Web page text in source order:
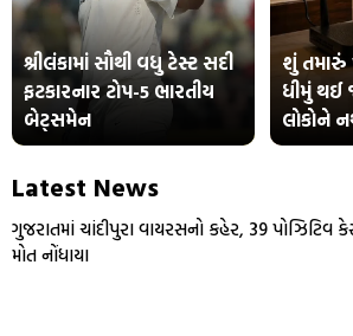
શ્રીલંકામાં સૌથી વધુ ટેસ્ટ સદી
ફટકારનાર ટોપ-5 ભારતીય
બેટ્સમેન
શું તમારું
ધીમું થઈ
લોકોને
Latest News
ગુજરાતમાં ચાંદીપુરા વાયરસનો કહેર, 39 પોઝિટિવ
મોત નોંધાયા